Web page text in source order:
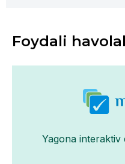
Foydali
Yagona